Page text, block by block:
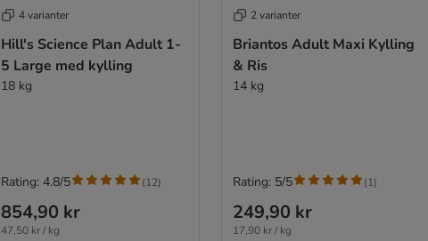
4 varianter
Hill's Science Plan Adult 1-
5 Large med kylling
18 kg
854,90 kr
47,50 kr / kg
Rating: 4.8/5 (12)
2 varianter
Briantos Adult Maxi Kylling
& Ris
14 kg
249,90 kr
17,90 kr / kg
Rating: 5/5 (1)